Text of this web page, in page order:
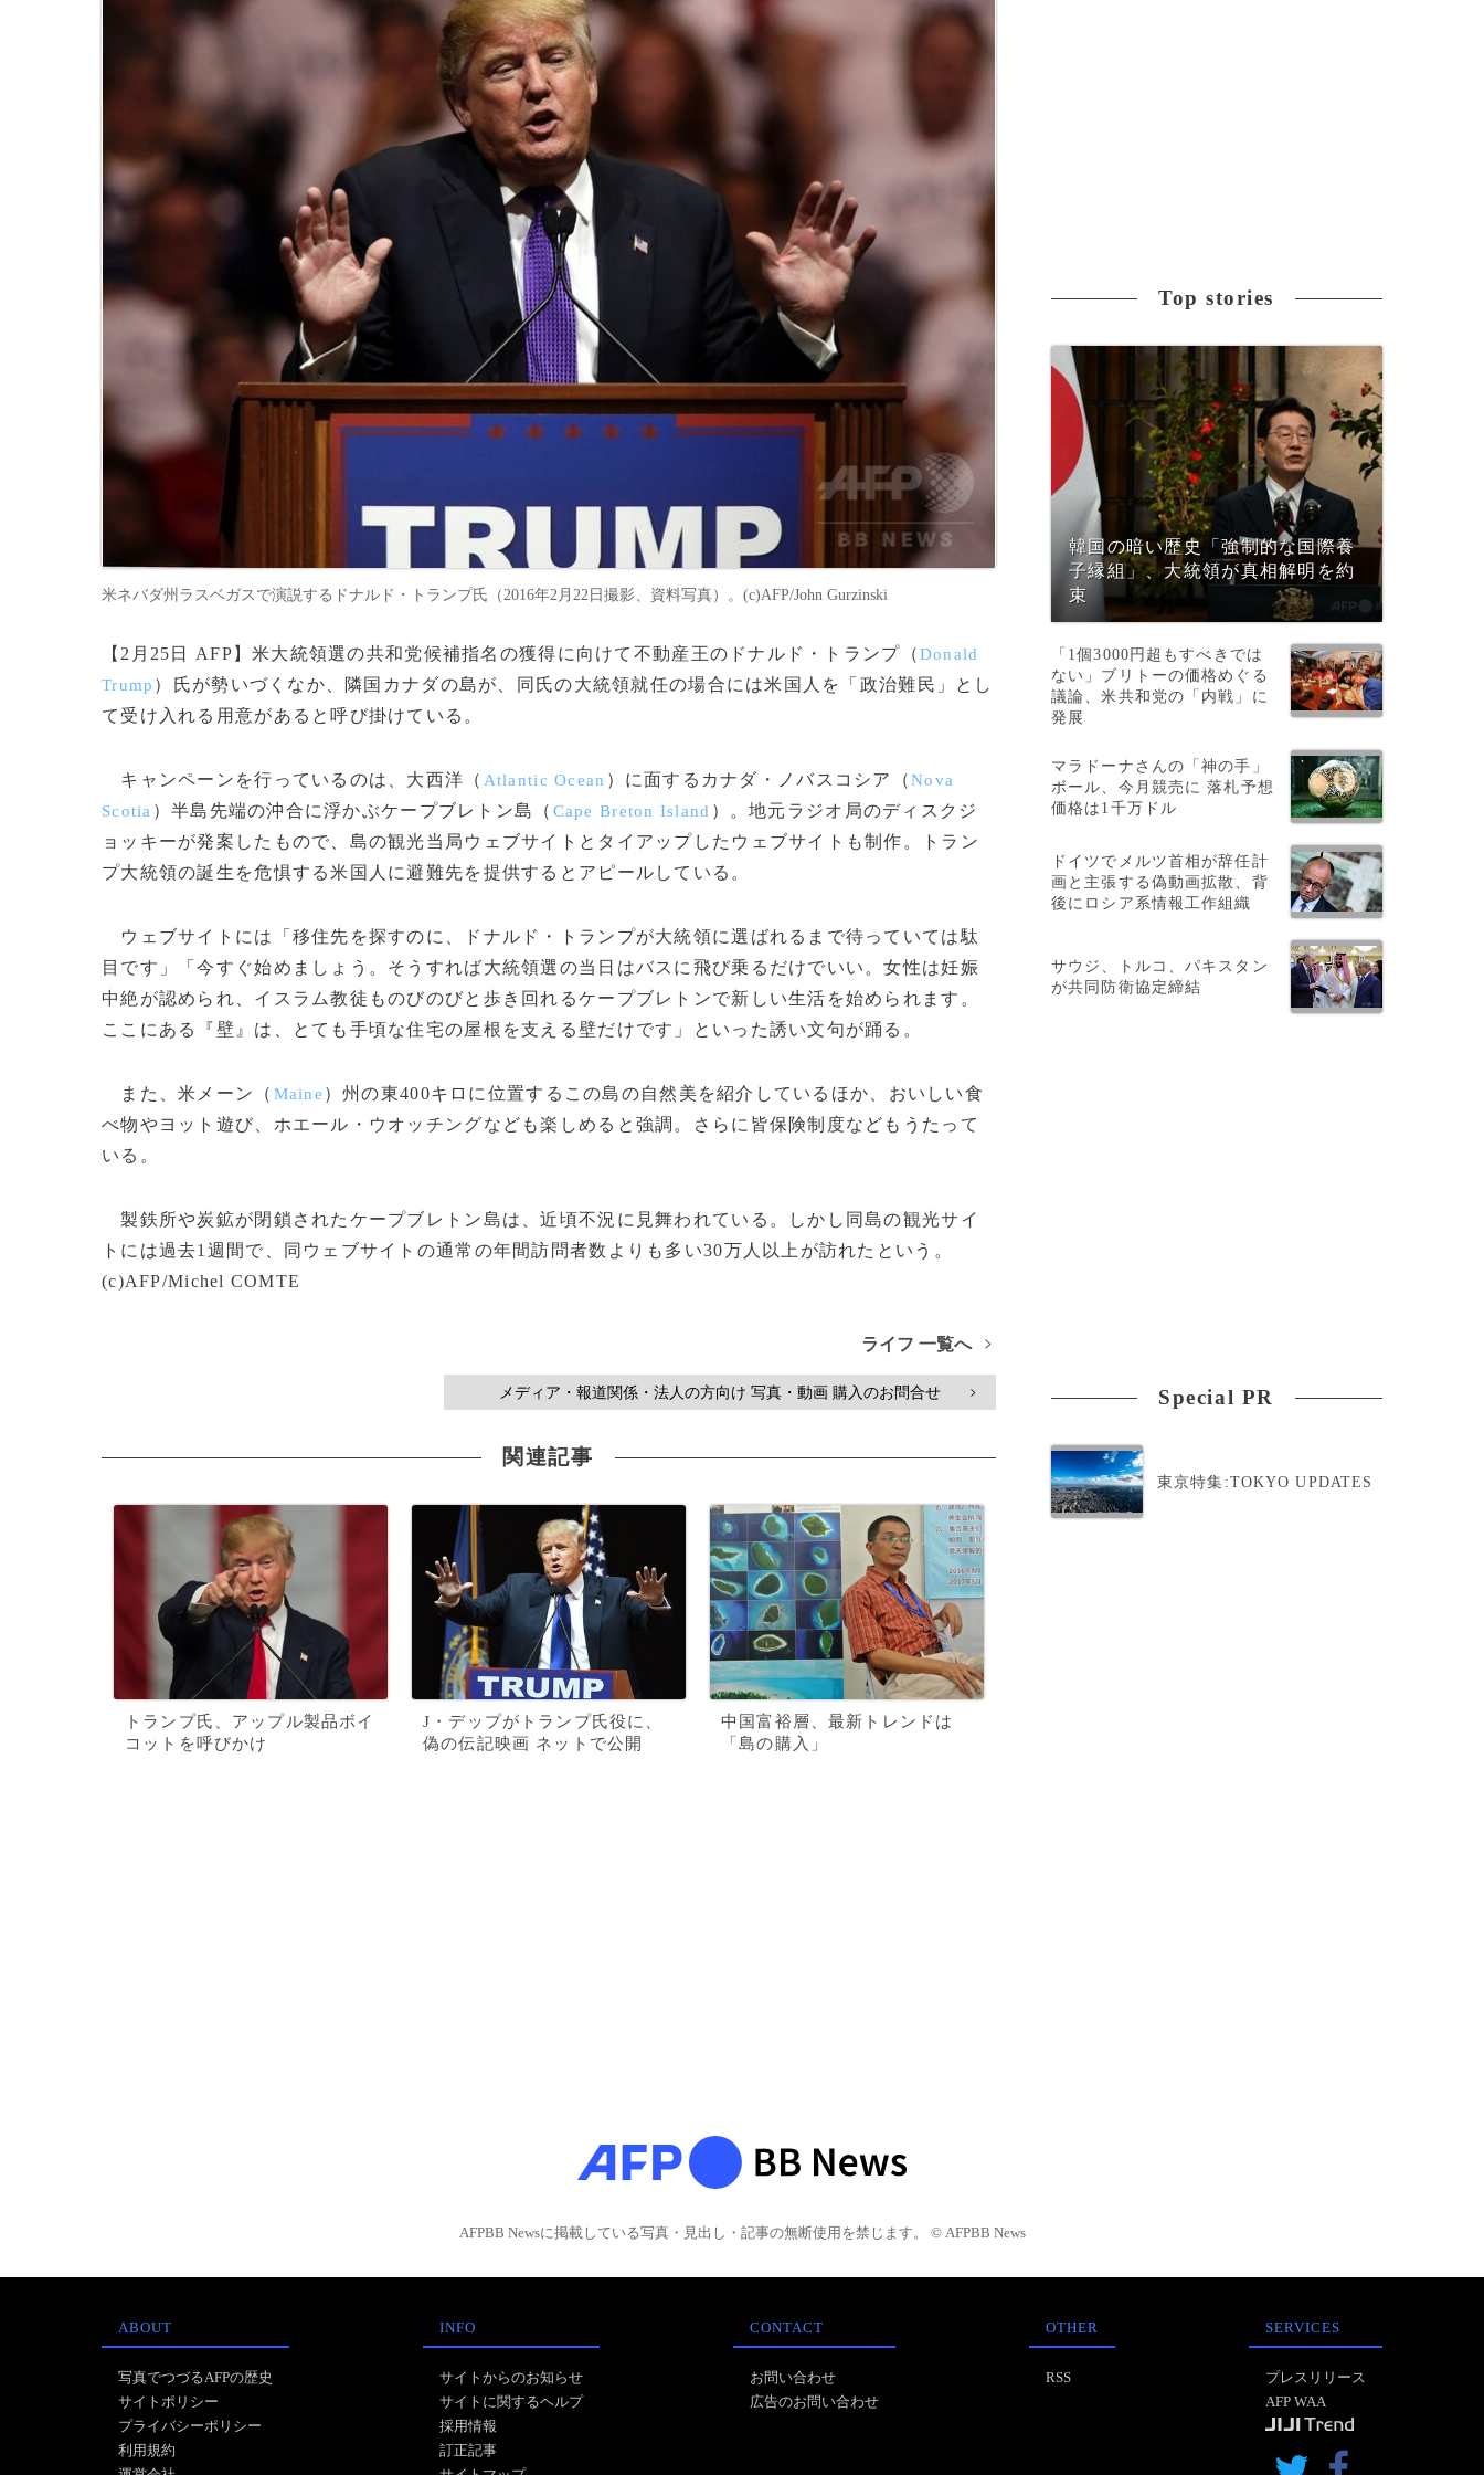
米ネバダ州ラスベガスで演説するドナルド・トランプ氏（2016年2月22日撮影、資料写真）。(c)AFP/John Gurzinski
【2月25日 AFP】米大統領選の共和党候補指名の獲得に向けて不動産王のドナルド・トランプ（Donald
Trump ）氏が勢いづくなか、隣国カナダの島が、同氏の大統領就任の場合には米国人を「政治難民」とし
て受け入れる用意があると呼び掛けている。
キャンペーンを行っているのは、大西洋（ Atlantic Ocean ）に面するカナダ・ノバスコシア（Nova
Scotia ）半島先端の沖合に浮かぶケープブレトン島（ Cape Breton Island ）。地元ラジオ局のディスクジ
ョッキーが発案したもので、島の観光当局ウェブサイトとタイアップしたウェブサイトも制作。トラン
プ大統領の誕生を危惧する米国人に避難先を提供するとアピールしている。
ウェブサイトには「移住先を探すのに、ドナルド・トランプが大統領に選ばれるまで待っていては駄
目です」「今すぐ始めましょう。そうすれば大統領選の当日はバスに飛び乗るだけでいい。女性は妊娠
中絶が認められ、イスラム教徒ものびのびと歩き回れるケープブレトンで新しい生活を始められます。
ここにある『壁』は、とても手頃な住宅の屋根を支える壁だけです」といった誘い文句が踊る。
また、米メーン（ Maine ）州の東400キロに位置するこの島の自然美を紹介しているほか、おいしい食
べ物やヨット遊び、ホエール・ウオッチングなども楽しめると強調。さらに皆保険制度などもうたって
いる。
製鉄所や炭鉱が閉鎖されたケープブレトン島は、近頃不況に見舞われている。しかし同島の観光サイ
トには過去1週間で、同ウェブサイトの通常の年間訪問者数よりも多い30万人以上が訪れたという。
(c)AFP/Michel COMTE
ライフ 一覧へ >
メディア・報道関係・法人の方向け 写真・動画 購入のお問合せ >
関連記事
トランプ氏、アップル製品ボイ
コットを呼びかけ
J・デップがトランプ氏役に、
偽の伝記映画 ネットで公開
中国富裕層、最新トレンドは
「島の購入」
Top stories
韓国の暗い歴史「強制的な国際養
子縁組」、大統領が真相解明を約
束
「1個3000円超もすべきでは
ない」ブリトーの価格めぐる
議論、米共和党の「内戦」に
発展
マラドーナさんの「神の手」
ボール、今月競売に 落札予想
価格は1千万ドル
ドイツでメルツ首相が辞任計
画と主張する偽動画拡散、背
後にロシア系情報工作組織
サウジ、トルコ、パキスタン
が共同防衛協定締結
Special PR
東京特集:TOKYO UPDATES
AFPBB Newsに掲載している写真・見出し・記事の無断使用を禁じます。 © AFPBB News
ABOUT
写真でつづるAFPの歴史
サイトポリシー
プライバシーポリシー
利用規約
INFO
サイトからのお知らせ
サイトに関するヘルプ
採用情報
訂正記事
CONTACT
お問い合わせ
広告のお問い合わせ
OTHER
RSS
SERVICES
プレスリリース
AFP WAA